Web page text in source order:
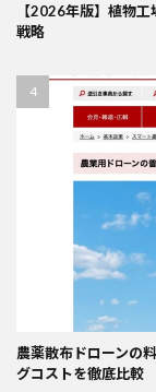
【2026年版】植物
戦略
農薬散布ドローンの
グコストを徹底比較